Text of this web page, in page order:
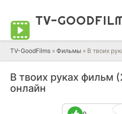
TV-GOOD
TV-GoodFilms » Фильмы » В твоих руках (2010)
В твоих руках фильм
онлайн